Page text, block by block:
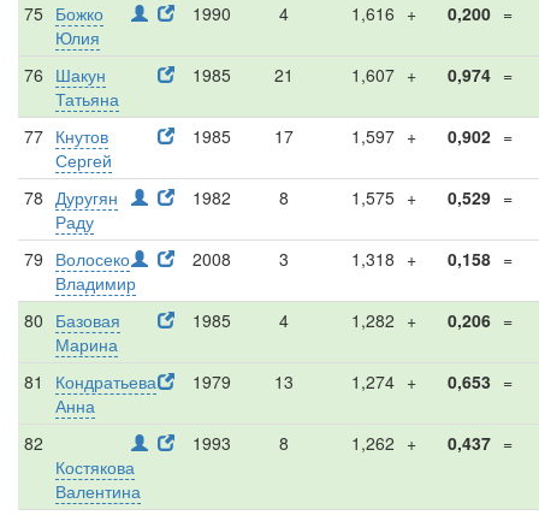
75 Божко
Юлия
1990 4 1,616 + 0,200 =
76 Шакун
Татьяна
1985 21 1,607 + 0,974 =
77 Кнутов
Сергей
1985 17 1,597 + 0,902 =
78 Дуругян
Раду
1982 8 1,575 + 0,529 =
79 Волосеко
Владимир
2008 3 1,318 + 0,158 =
80 Базовая
Марина
1985 4 1,282 + 0,206 =
81
Кондратьева
Анна
1979 13 1,274 + 0,653 =
82
Костякова
Валентина
1993 8 1,262 + 0,437 =